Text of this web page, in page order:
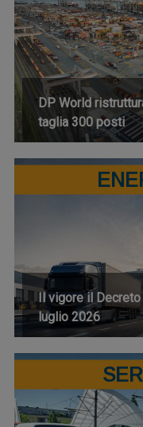
DP World
taglia 300 posti
Il vigore il
luglio 2026